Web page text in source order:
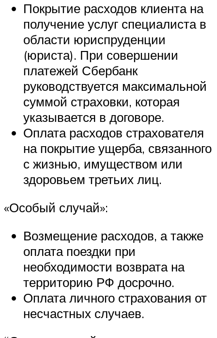
Покрытие расходов клиента на
получение услуг специалиста в
области юриспруденции
(юриста). При совершении
платежей Сбербанк
руководствуется максимальной
суммой страховки, которая
указывается в договоре.
Оплата расходов страхователя
на покрытие ущерба, связанного
с жизнью, имуществом или
здоровьем третьих лиц.
«Особый случай»:
Возмещение расходов, а также
оплата поездки при
необходимости возврата на
территорию РФ досрочно.
Оплата личного страхования от
несчастных случаев.